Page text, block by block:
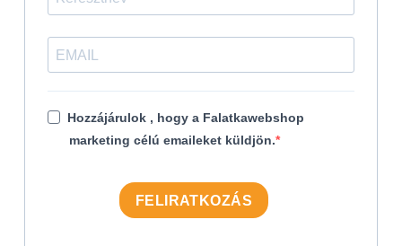
Hozzájárulok , hogy a Falatkawebshop
marketing célú emaileket küldjön.
FELIRATKOZÁS